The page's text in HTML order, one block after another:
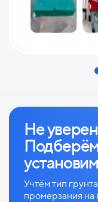
Не
Учтём тип
промерзания на